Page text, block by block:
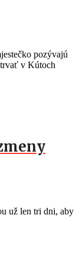
pozývajú
v Kútoch
už len tri dni, aby